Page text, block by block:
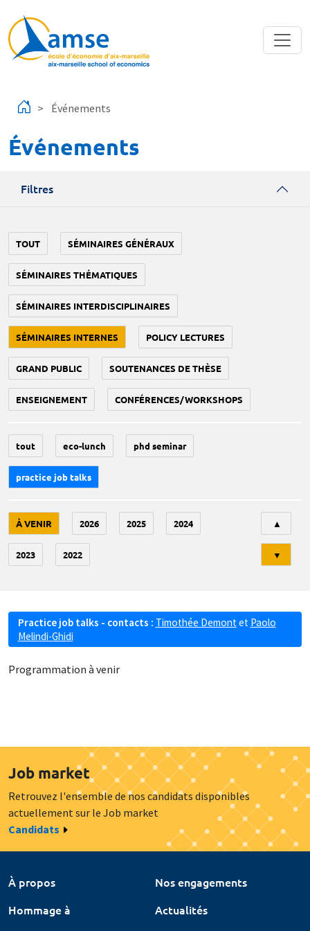
Événements
Événements
Filtres
TOUT SÉMINAIRES GÉNÉRAUX
SÉMINAIRES THÉMATIQUES
SÉMINAIRES INTERDISCIPLINAIRES
SÉMINAIRES INTERNES POLICY LECTURES
GRAND PUBLIC SOUTENANCES DE THÈSE
ENSEIGNEMENT CONFÉRENCES/WORKSHOPS
tout eco-lunch phd seminar
practice job talks
À VENIR 2026 2025 2024
2023 2022
▲
▼
Practice job talks - contacts : Timothée Demont et Paolo
Melindi-Ghidi
Programmation à venir
Job market
Retrouvez l'ensemble de nos candidats disponibles
actuellement sur le Job market
Candidats
À propos
Nos engagements
Hommage à
Actualités